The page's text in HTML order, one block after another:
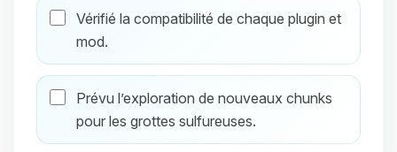
Vérifié la compatibilité de chaque plugin et
mod.
Prévu l’exploration de nouveaux chunks
pour les grottes sulfureuses.